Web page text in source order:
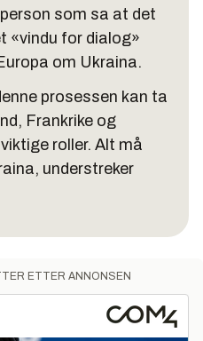
som sa at det
«vindu for dialog»
om Ukraina.
prosessen kan ta
Frankrike og
roller. Alt må
understreker
ETTER ANNONSEN